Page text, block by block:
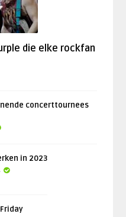
die elke rockfan
concerttournees
in 2023